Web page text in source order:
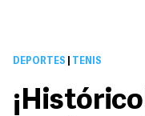
DEPORTES TENIS